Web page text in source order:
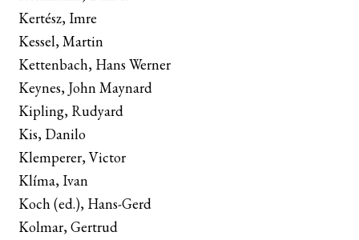
Kertész, Imre
Kessel, Martin
Kettenbach, Hans Werner
Keynes, John Maynard
Kipling, Rudyard
Kis, Danilo
Klemperer, Victor
Klíma, Ivan
Koch (ed.), Hans-Gerd
Kolmar, Gertrud